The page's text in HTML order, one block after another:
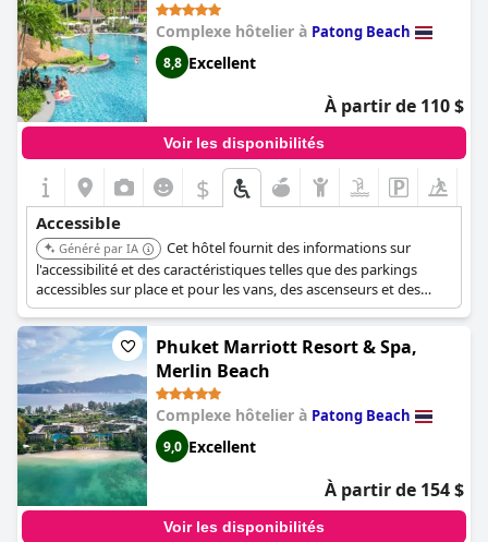
Complexe hôtelier à Patong Beach
8,8 Excellent
À partir de 110 $
Voir les disponibilités
$
Accessible
Généré par IA
Cet hôtel fournit des informations sur
l'accessibilité et des caractéristiques telles que des parkings
accessibles sur place et pour les vans, des ascenseurs et des
itinéraires accessibles aux espaces communs et aux salles de
réunion depuis l'entrée publique. Des fauteuils roulants sont
disponibles sur place.Phuket Marriott Resort & Spa,
Merlin Beach
Complexe hôtelier à Patong Beach
9,0 Excellent
À partir de 154 $
Voir les disponibilités